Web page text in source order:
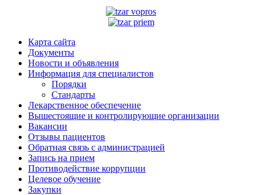
Карта сайта
Документы
Новости и объявления
Информация для специалистов
Порядки
Стандарты
Лекарственное обеспечение
Вышестоящие и контролирующие организации
Вакансии
Отзывы пациентов
Обратная связь с администрацией
Запись на прием
Противодействие коррупции
Целевое обучение
Закупки